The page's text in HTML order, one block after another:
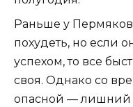
Раньше у
похудеть, но если
успехом, то все
своя. Однако со
опасной — лишний